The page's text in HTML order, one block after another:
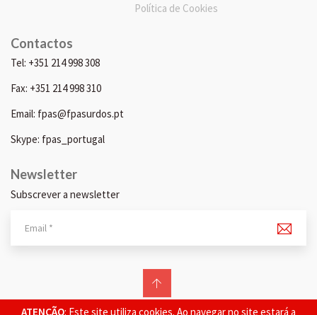
ATENÇÃO: Este site utiliza cookies. Ao navegar no site estará a
Política de Cookies
Contactos
Tel: +351 214 998 308
Fax: +351 214 998 310
Email: fpas@fpasurdos.pt
Skype: fpas_portugal
Newsletter
Subscrever a newsletter
© 2026 FPAS. Todos os direitos reservados.